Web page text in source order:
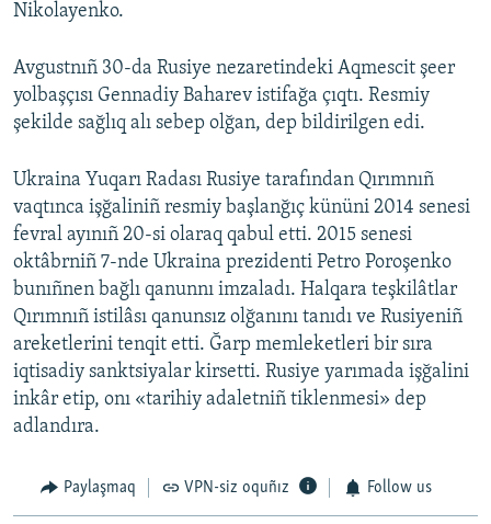
Nikolayenko.
Avgustnıñ 30-da Rusiye nezaretindeki Aqmescit şeer
yolbaşçısı Gennadiy Baharev istifağa çıqtı. Resmiy
şekilde sağlıq alı sebep olğan, dep bildirilgen edi.
Ukraina Yuqarı Radası Rusiye tarafından Qırımnıñ
vaqtınca işğaliniñ resmiy başlanğıç kününi 2014 senesi
fevral ayınıñ 20-si olaraq qabul etti. 2015 senesi
oktâbrniñ 7-nde Ukraina prezidenti Petro Poroşenko
bunıñnen bağlı qanunnı imzaladı. Halqara teşkilâtlar
Qırımnıñ istilâsı qanunsız olğanını tanıdı ve Rusiyeniñ
areketlerini tenqit etti. Ğarp memleketleri bir sıra
iqtisadiy sanktsiyalar kirsetti. Rusiye yarımada işğalini
inkâr etip, onı «tarihiy adaletniñ tiklenmesi» dep
adlandıra.
Paylaşmaq VPN-siz oquñız Follow us